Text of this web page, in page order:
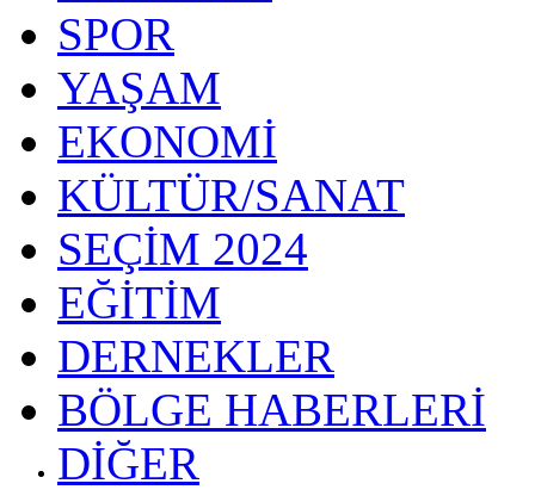
SPOR
YAŞAM
EKONOMİ
KÜLTÜR/SANAT
SEÇİM 2024
EĞİTİM
DERNEKLER
BÖLGE HABERLERİ
DİĞER